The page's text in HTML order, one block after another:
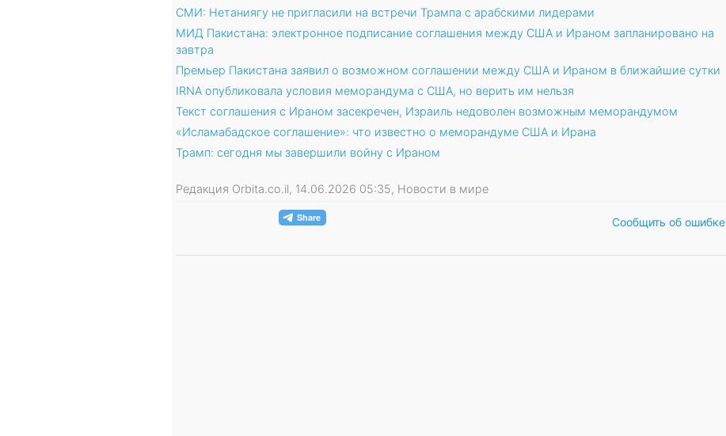
СМИ: Нетаниягу не пригласили на встречи Трампа с арабскими лидерами
МИД Пакистана: электронное подписание соглашения между США и Ираном запланировано на
завтра
Премьер Пакистана заявил о возможном соглашении между США и Ираном в ближайшие сутки
IRNA опубликовала условия меморандума с США, но верить им нельзя
Текст соглашения с Ираном засекречен, Израиль недоволен возможным меморандумом
«Исламабадское соглашение»: что известно о меморандуме США и Ирана
Трамп: сегодня мы завершили войну с Ираном
Редакция Orbita.co.il, 14.06.2026 05:35, Новости в мире
Сообщить об ошибке